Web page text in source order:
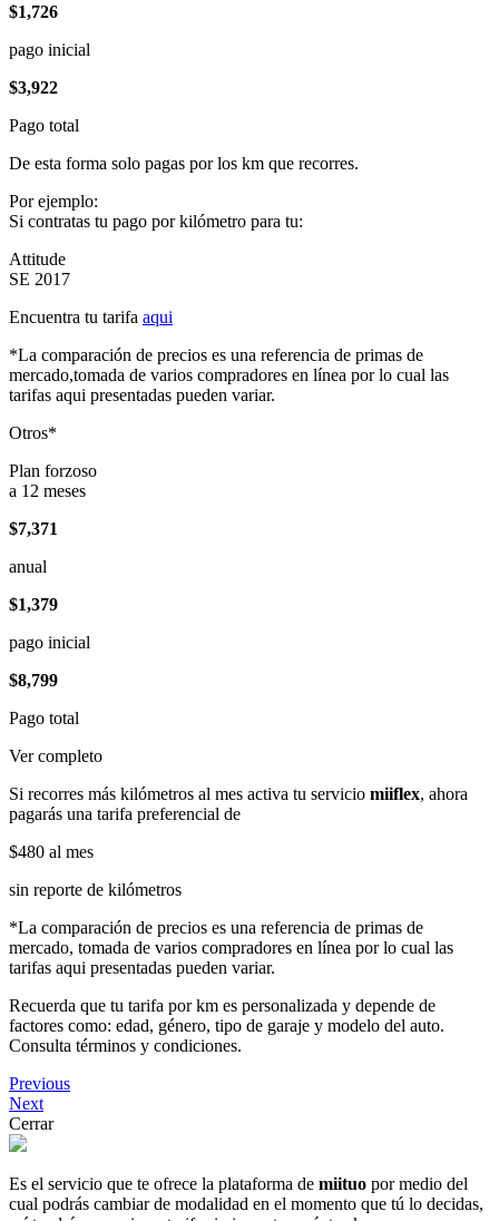
$1,726
pago inicial
$3,922
Pago total
De esta forma solo pagas por los km que recorres.
Por ejemplo:
Si contratas tu pago por kilómetro para tu:
Attitude
SE 2017
Encuentra tu tarifa aqui
*La comparación de precios es una referencia de primas de
mercado,tomada de varios compradores en línea por lo cual las
tarifas aqui presentadas pueden variar.
Otros*
Plan forzoso
a 12 meses
$7,371
anual
$1,379
pago inicial
$8,799
Pago total
Ver completo
Si recorres más kilómetros al mes activa tu servicio miiflex, ahora
pagarás una tarifa preferencial de
$480 al mes
sin reporte de kilómetros
*La comparación de precios es una referencia de primas de
mercado, tomada de varios compradores en línea por lo cual las
tarifas aqui presentadas pueden variar.
Recuerda que tu tarifa por km es personalizada y depende de
factores como: edad, género, tipo de garaje y modelo del auto.
Consulta términos y condiciones.
Previous
Next
Cerrar
Es el servicio que te ofrece la plataforma de miituo por medio del
cual podrás cambiar de modalidad en el momento que tú lo decidas,